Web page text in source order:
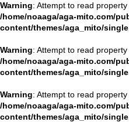
Warning: Attempt to read
/home/noaaga/aga-mito.com/
content/themes/aga_mito/
Warning: Attempt to read
/home/noaaga/aga-mito.com/
content/themes/aga_mito/
Warning: Attempt to read
/home/noaaga/aga-mito.com/
content/themes/aga_mito/